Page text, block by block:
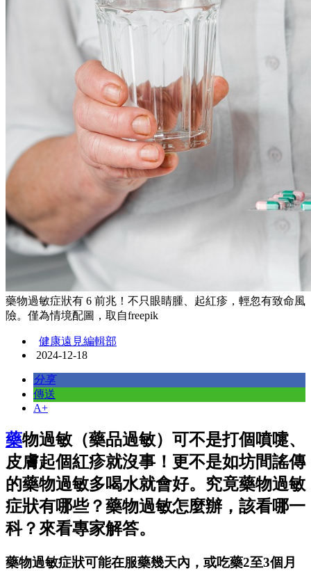
藥物過敏症狀有 6 前兆！不只眼睛腫、起紅疹，輕忽有致命風
險。僅為情境配圖，取自freepik
健康遠見編輯部
2024-12-18
分享
傳送
A+
藥物過敏（藥品過敏）可不是打個噴嚏、
皮膚起個紅疹就沒事！更不是如坊間謠傳
的藥物過敏多喝水就會好。究竟藥物過敏
症狀有哪些？藥物過敏怎麼辦，該看哪一
科？來看專家解答。
藥物過敏症狀可能在服藥幾天內，或吃藥2至3個月